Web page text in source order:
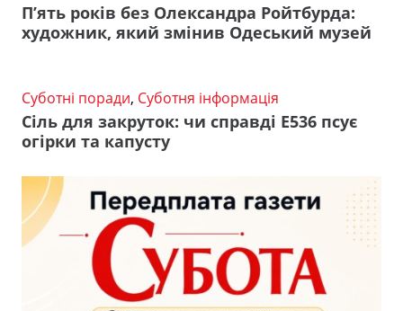
П’ять років без Олександра Ройтбурда:
художник, який змінив Одеський музей
Суботні поради, Суботня інформація
Сіль для закруток: чи справді Е536 псує
огірки та капусту